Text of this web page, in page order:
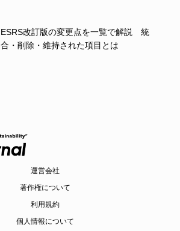
ESRS改訂版の変更点を一覧で解説 統
合・削除・維持された項目とは
運営会社
著作権について
利用規約
個人情報について